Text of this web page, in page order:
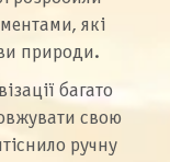
які
природи.
багато
свою
ручну